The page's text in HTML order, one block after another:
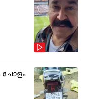
ചോളം